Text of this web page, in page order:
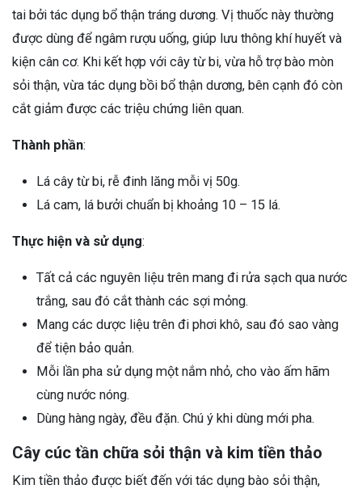
tai bởi tác dụng bổ thận tráng dương. Vị thuốc này thường
được dùng để ngâm rượu uống, giúp lưu thông khí huyết và
kiện cân cơ. Khi kết hợp với cây từ bi, vừa hỗ trợ bào mòn
sỏi thận, vừa tác dụng bồi bổ thận dương, bên cạnh đó còn
cắt giảm được các triệu chứng liên quan.
Thành phần:
Lá cây từ bi, rễ đinh lăng mỗi vị 50g.
Lá cam, lá bưởi chuẩn bị khoảng 10 – 15 lá.
Thực hiện và sử dụng:
Tất cả các nguyên liệu trên mang đi rửa sạch qua nước
trắng, sau đó cắt thành các sợi mỏng.
Mang các dược liệu trên đi phơi khô, sau đó sao vàng
để tiện bảo quản.
Mỗi lần pha sử dụng một nắm nhỏ, cho vào ấm hãm
cùng nước nóng.
Dùng hàng ngày, đều đặn. Chú ý khi dùng mới pha.
Cây cúc tần chữa sỏi thận và kim tiền thảo
Kim tiền thảo được biết đến với tác dụng bào sỏi thận,